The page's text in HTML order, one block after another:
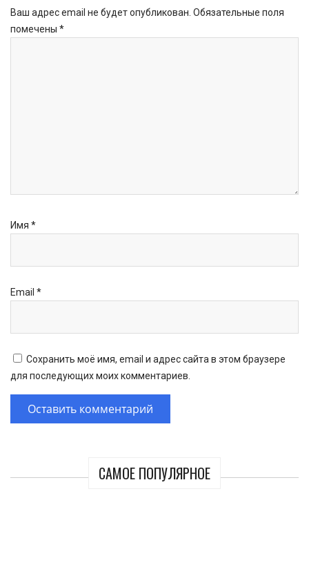
САМОЕ ПОПУЛЯРНОЕ
Ваш адрес email не будет опубликован. Обязательные поля
помечены *
Имя *
Email *
Сохранить моё имя, email и адрес сайта в этом браузере
для последующих моих комментариев.